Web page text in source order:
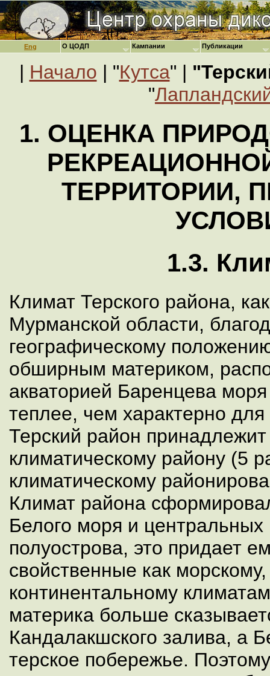
Eng
| Начало | "Кутса" |
"
1. ОЦЕНКА
ТЕРРИТОРИИ,
1.3.
Климат Терского района,
Мурманской области,
географическому
обширным материком,
акваторией Баренцева
теплее, чем характерно
Терский район
климатическому району (5
климатическому
Климат района
Белого моря и центральных
полуострова, это придает
свойственные как морскому,
континентальному
материка больше
Кандалакшского залива, а
терское побережье.
О ЦОДП Кампании Публикации